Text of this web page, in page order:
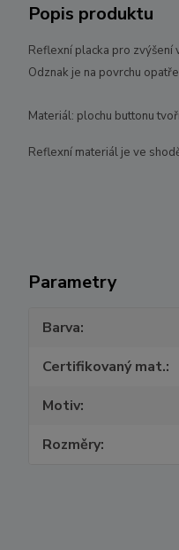
Popis produktu
Reflexní placka pro zvýšení
Odznak je na povrchu
Materiál: plochu buttonu
Reflexní materiál je ve
Parametry
Barva
Certifikovaný mat.
Motiv
Rozměry